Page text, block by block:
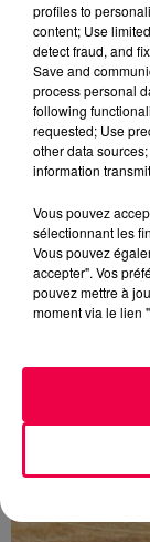
5 août 2026
Des
excès de
Du plomb a
céramique
profiles to
content; Use
detect fraud, and
Save and
process personal
following
requested; Use
other data
information
Vous pouvez
sélectionnant les
Vous pouvez
accepter". Vos
pouvez mettre à
moment via le lien